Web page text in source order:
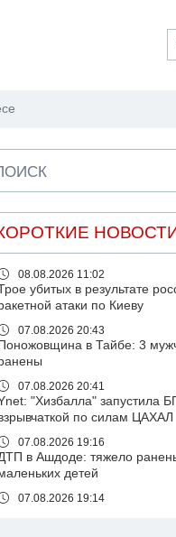
08.08.2026 11:02
убитых в результате
атаки по Киеву
07.08.2026 20:43
Поножовщина в Тайбе: 3
07.08.2026 20:41
"Хизбалла" запустила
по силам ЦАХАЛ
07.08.2026 19:16
в Ашдоде: тяжело
детей
07.08.2026 19:14